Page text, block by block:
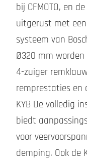
bij CFMOTO, en
uitgerust met
systeem van
Ø320 mm
4-zuiger
remprestaties en
KYB De volledig
biedt
voor
demping. Ook de